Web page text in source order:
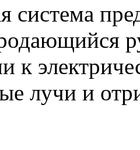
система
к
лучи и